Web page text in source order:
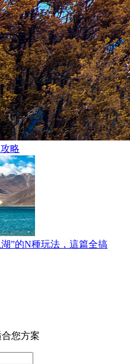
略
”的N種玩法，這篇全搞
您方案